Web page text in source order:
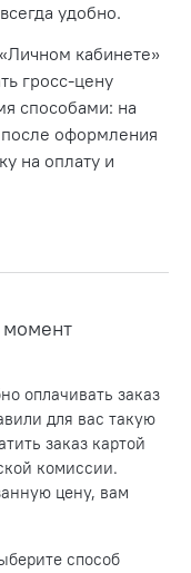
удобно.
кабинете»
гросс-цену
способами: на
оформления
на оплату и
момент
оплачивать заказ
для вас такую
заказ картой
комиссии.
цену, вам
способ